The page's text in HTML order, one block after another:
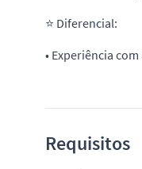
⭐ Diferencial:
• Experiência
Requisitos